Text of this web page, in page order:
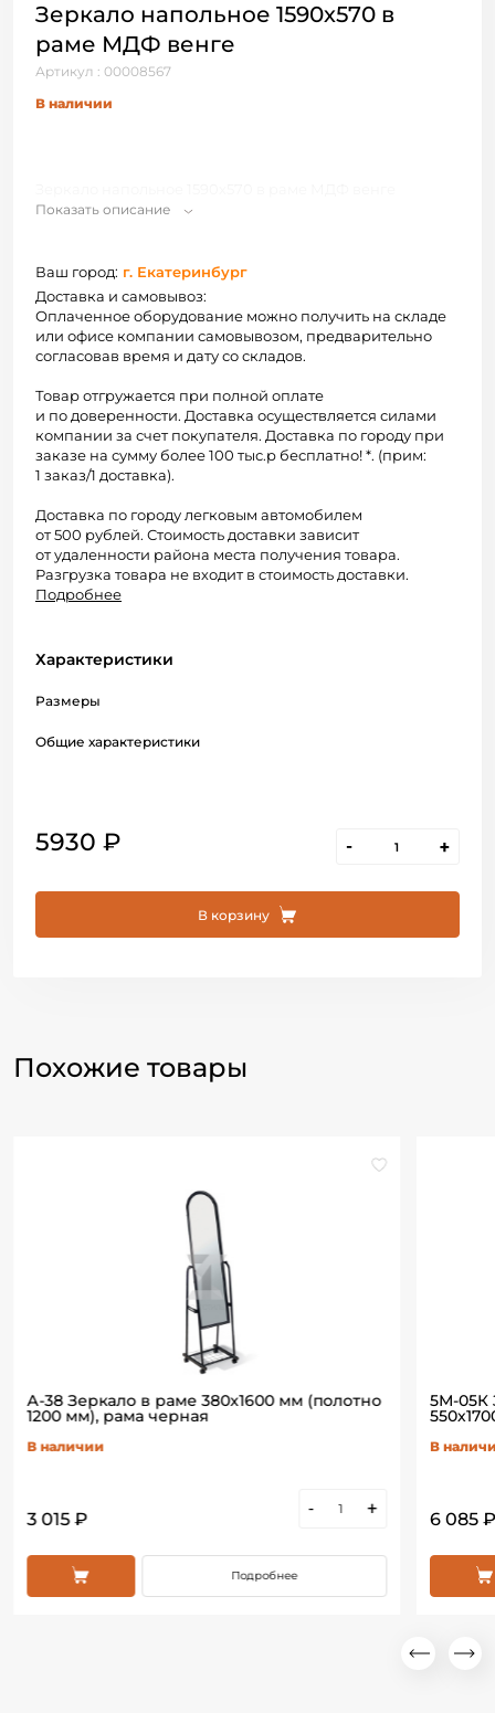
Зеркало напольное 1590х570 в
раме МДФ венге
Артикул : 00008567
В наличии
Показать описание
5930 ₽ - +
В корзину
Ваш город: г. Екатеринбург
Доставка и самовывоз:
Оплаченное оборудование можно получить на складе
или офисе компании самовывозом, предварительно
согласовав время и дату со складов.
Товар отгружается при полной оплате
и по доверенности. Доставка осуществляется силами
компании за счет покупателя. Доставка по городу при
заказе на сумму более 100 тыс.р бесплатно! *. (прим:
1 заказ/1 доставка).
Доставка по городу легковым автомобилем
от 500 рублей. Стоимость доставки зависит
от удаленности района места получения товара.
Разгрузка товара не входит в стоимость доставки.
Подробнее
Характеристики
Размеры
Общие характеристики
Похожие товары
А-38 Зеркало в раме 380х1600 мм (полотно
1200 мм), рама черная
В наличии
3 015 ₽
- +
Подробнее
5М-05К
В
6 085